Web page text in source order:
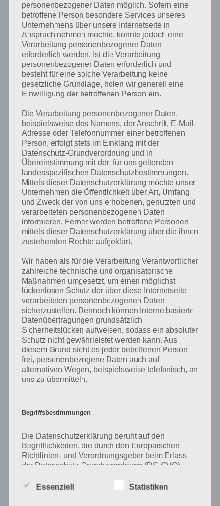
Kurze Begriffserklärung zur Lösung
Freunde
Freunde ist die Lösung für das tägliche Rätsel am 2.2.2024 in 4 Bilder
1 Wort, doch welche Bedeutung hat dieses eigentlich und was gibt es
bestimmten Lösungen präsentieren wir daher auch immer eine
kurze Begriffserklärung!
Zu Freunde haben wir zunächst keine weiteren Informationen parat!
Auf WhatsApp teilen Teilen auf Facebook
Tweet auf Twitter
Mehr Artikel hier auf Touchportal
personenbezogener Daten möglich. Sofern eine
betroffene Person besondere Services unseres
Unternehmens über unsere Internetseite in
Anspruch nehmen möchte, könnte jedoch eine
Verarbeitung personenbezogener Daten
erforderlich werden. Ist die Verarbeitung
personenbezogener Daten erforderlich und
besteht für eine solche Verarbeitung keine
gesetzliche Grundlage, holen wir generell eine
Einwilligung der betroffenen Person ein.
Die Verarbeitung personenbezogener Daten,
beispielsweise des Namens, der Anschrift, E-Mail-
Adresse oder Telefonnummer einer betroffenen
Person, erfolgt stets im Einklang mit der
Datenschutz-Grundverordnung und in
Übereinstimmung mit den für uns geltenden
landesspezifischen Datenschutzbestimmungen.
Mittels dieser Datenschutzerklärung möchte unser
Unternehmen die Öffentlichkeit über Art, Umfang
und Zweck der von uns erhobenen, genutzten und
verarbeiteten personenbezogenen Daten
informieren. Ferner werden betroffene Personen
mittels dieser Datenschutzerklärung über die ihnen
zustehenden Rechte aufgeklärt.
Wir haben als für die Verarbeitung Verantwortlicher
zahlreiche technische und organisatorische
Maßnahmen umgesetzt, um einen möglichst
lückenlosen Schutz der über diese Internetseite
verarbeiteten personenbezogenen Daten
sicherzustellen. Dennoch können Internetbasierte
Datenübertragungen grundsätzlich
Sicherheitslücken aufweisen, sodass ein absoluter
Schutz nicht gewährleistet werden kann. Aus
diesem Grund steht es jeder betroffenen Person
frei, personenbezogene Daten auch auf
alternativen Wegen, beispielsweise telefonisch, an
uns zu übermitteln.
Begriffsbestimmungen
Die Datenschutzerklärung beruht auf den
Begrifflichkeiten, die durch den Europäischen
Richtlinien- und Verordnungsgeber beim Erlass
der Datenschutz-Grundverordnung (DS-GVO)
soll sowohl für die Öffentlichkeit als auch für
Essenziell Statistiken